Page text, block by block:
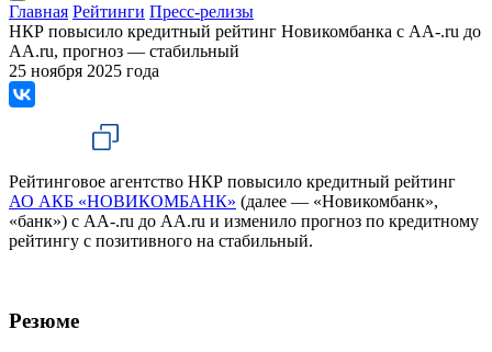
Главная Рейтинги Пресс-релизы
НКР повысило кредитный рейтинг Новикомбанка с AA-.ru до
AA.ru, прогноз — стабильный
25 ноября 2025 года
Рейтинговое агентство НКР повысило кредитный рейтинг
АО АКБ «НОВИКОМБАНК» (далее — «Новикомбанк»,
«банк») с AA-.ru до AA.ru и изменило прогноз по кредитному
рейтингу с позитивного на стабильный.
Резюме